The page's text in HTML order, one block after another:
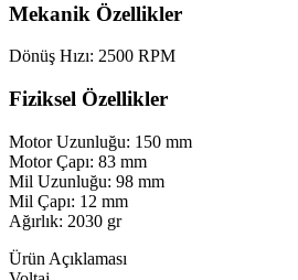
Mekanik Özellikler
Dönüş Hızı: 2500 RPM
Fiziksel Özellikler
Motor Uzunluğu: 150 mm
Motor Çapı: 83 mm
Mil Uzunluğu: 98 mm
Mil Çapı: 12 mm
Ağırlık: 2030 gr
Ürün Açıklaması